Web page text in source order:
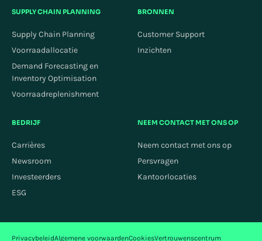
SUPPLY CHAIN PLANNING
Supply Chain Planning
Voorraadallocatie
Demand Forecasting en
Inventory Optimisation
Voorraadreplenishment
BRONNEN
Customer Support
Inzichten
BEDRIJF
Carrières
Newsroom
Investeerders
ESG
NEEM CONTACT MET ONS OP
Neem contact met ons op
Persvragen
Kantoorlocaties
PrivacybeleidAlgemene voorwaardenCookiesVertrouwenscentrum